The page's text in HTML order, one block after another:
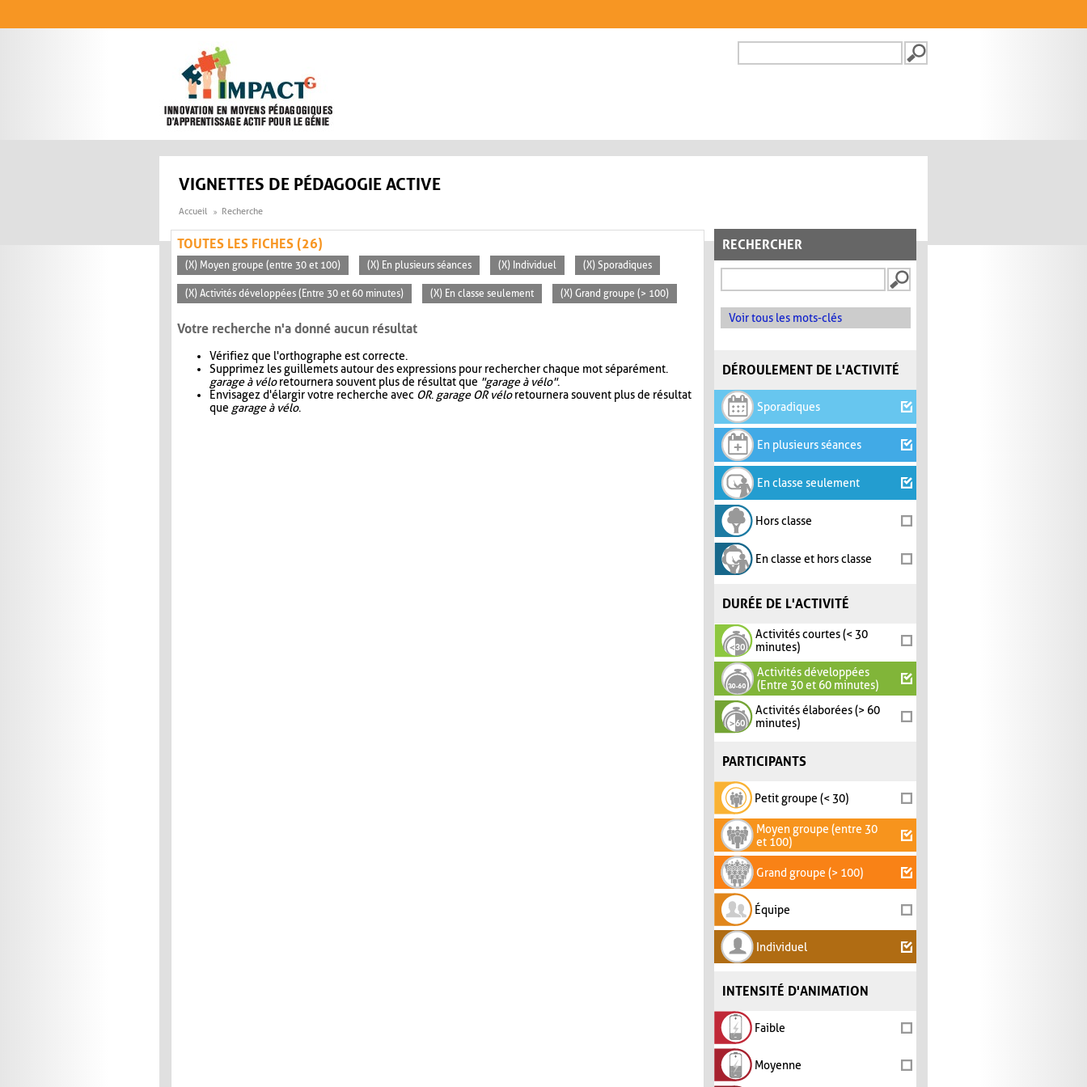
FORMULAIRE DE
VIGNETTES DE PÉDAGOGIE ACTIVE
Accueil Recherche
RECHERCHER
Voir tous les mots-clés
DÉROULEMENT DE L'ACTIVITÉ
Sporadiques
En plusieurs séances
En classe seulement
Hors classe
En classe et hors classe
DURÉE DE L'ACTIVITÉ
Activités courtes (< 30
minutes)
Activités développées
(Entre 30 et 60 minutes)
Activités élaborées (> 60
minutes)
PARTICIPANTS
Petit groupe (< 30)
Moyen groupe (entre 30
et 100)
Grand groupe (> 100)
Équipe
Individuel
INTENSITÉ D'ANIMATION
Faible
Moyenne
TOUTES LES FICHES (26)
(X) Moyen groupe (entre 30 et 100) (X) En plusieurs séances (X) Individuel (X) Sporadiques
(X) Activités développées (Entre 30 et 60 minutes) (X) En classe seulement (X) Grand groupe (> 100)
Votre recherche n'a donné aucun résultat
Vérifiez que l'orthographe est correcte.
Supprimez les guillemets autour des expressions pour rechercher chaque mot séparément.
garage à véloretournera souvent plus de résultat que "garage à vélo".
Envisagez d'élargir votre recherche avec OR. garage OR véloretournera souvent plus de résultat
que garage à vélo.